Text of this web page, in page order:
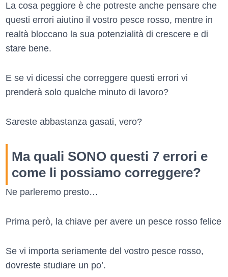
La cosa peggiore è che potreste anche pensare che
questi errori aiutino il vostro pesce rosso, mentre in
realtà bloccano la sua potenzialità di crescere e di
stare bene.
E se vi dicessi che correggere questi errori vi
prenderà solo qualche minuto di lavoro?
Sareste abbastanza gasati, vero?
Ma quali SONO questi 7 errori e
come li possiamo correggere?
Ne parleremo presto…
Prima però, la chiave per avere un pesce rosso felice
Se vi importa seriamente del vostro pesce rosso,
dovreste studiare un po’.